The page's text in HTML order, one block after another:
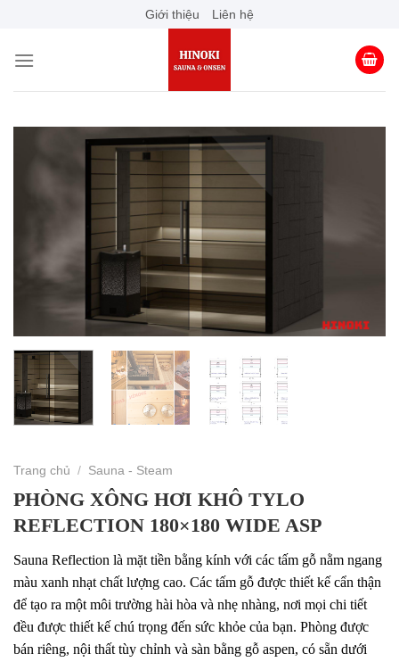
content
Giới thiệu Liên hệ
Trang chủ / Sauna - Steam
PHÒNG XÔNG HƠI KHÔ TYLO
REFLECTION 180×180 WIDE ASP
Sauna Reflection là mặt tiền bằng kính với các tấm gỗ nằm ngang
màu xanh nhạt chất lượng cao. Các tấm gỗ được thiết kế cẩn thận
để tạo ra một môi trường hài hòa và nhẹ nhàng, nơi mọi chi tiết
đều được thiết kế chú trọng đến sức khỏe của bạn. Phòng được
bán riêng, nội thất tùy chỉnh và sàn bằng gỗ aspen, có sẵn dưới